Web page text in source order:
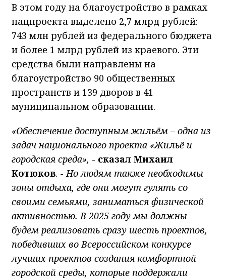
В этом году на благоустройство в рамках
нацпроекта выделено 2,7 млрд рублей:
743 млн рублей из федерального бюджета
и более 1 млрд рублей из краевого. Эти
средства были направлены на
благоустройство 90 общественных
пространств и 139 дворов в 41
муниципальном образовании.
«Обеспечение доступным жильём – одна из
задач национального проекта «Жильё и
городская среда», - сказал Михаил
Котюков. - Но людям также необходимы
зоны отдыха, где они могут гулять со
своими семьями, заниматься физической
активностью. В 2025 году мы должны
будем реализовать сразу шесть проектов,
победивших во Всероссийском конкурсе
лучших проектов создания комфортной
городской среды, которые поддержали